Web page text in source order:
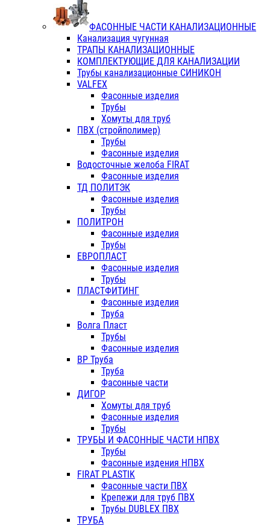
ФАСОННЫЕ ЧАСТИ КАНАЛИЗАЦИОННЫЕ
Канализация чугунная
ТРАПЫ КАНАЛИЗАЦИОННЫЕ
КОМПЛЕКТУЮЩИЕ ДЛЯ КАНАЛИЗАЦИИ
Трубы канализационные СИНИКОН
VALFEX
Фасонные изделия
Трубы
Хомуты для труб
ПВХ (стройполимер)
Трубы
Фасонные изделия
Водосточные желоба FIRAT
Фасонные изделия
ТД ПОЛИТЭК
Фасонные изделия
Трубы
ПОЛИТРОН
Фасонные изделия
Трубы
ЕВРОПЛАСТ
Фасонные изделия
Трубы
ПЛАСТФИТИНГ
Фасонные изделия
Труба
Волга Пласт
Трубы
Фасонные изделия
ВР Труба
Труба
Фасонные части
ДИГОР
Хомуты для труб
Фасонные изделия
Трубы
ТРУБЫ И ФАСОННЫЕ ЧАСТИ НПВХ
Трубы
Фасонные издения НПВХ
FIRAT PLASTIK
Фасонные части ПВХ
Крепежи для труб ПВХ
Трубы DUBLEX ПВХ
ТРУБА